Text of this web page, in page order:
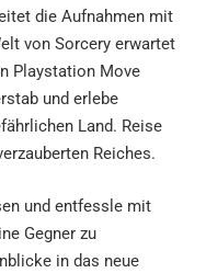
die Aufnahmen mit
von Sorcery erwartet
Playstation Move
und erlebe
Land. Reise
Reiches.
und entfessle mit
Gegner zu
in das neue